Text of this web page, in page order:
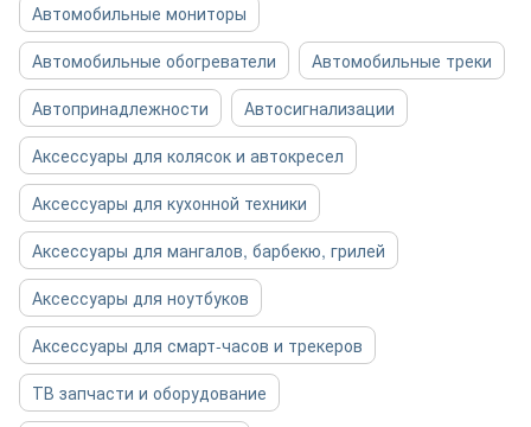
Автомобильные мониторы
Автомобильные обогреватели
Автомобильные треки
Автопринадлежности
Автосигнализации
Аксессуары для колясок и автокресел
Аксессуары для кухонной техники
Аксессуары для мангалов, барбекю, грилей
Аксессуары для ноутбуков
Аксессуары для смарт-часов и трекеров
ТВ запчасти и оборудование